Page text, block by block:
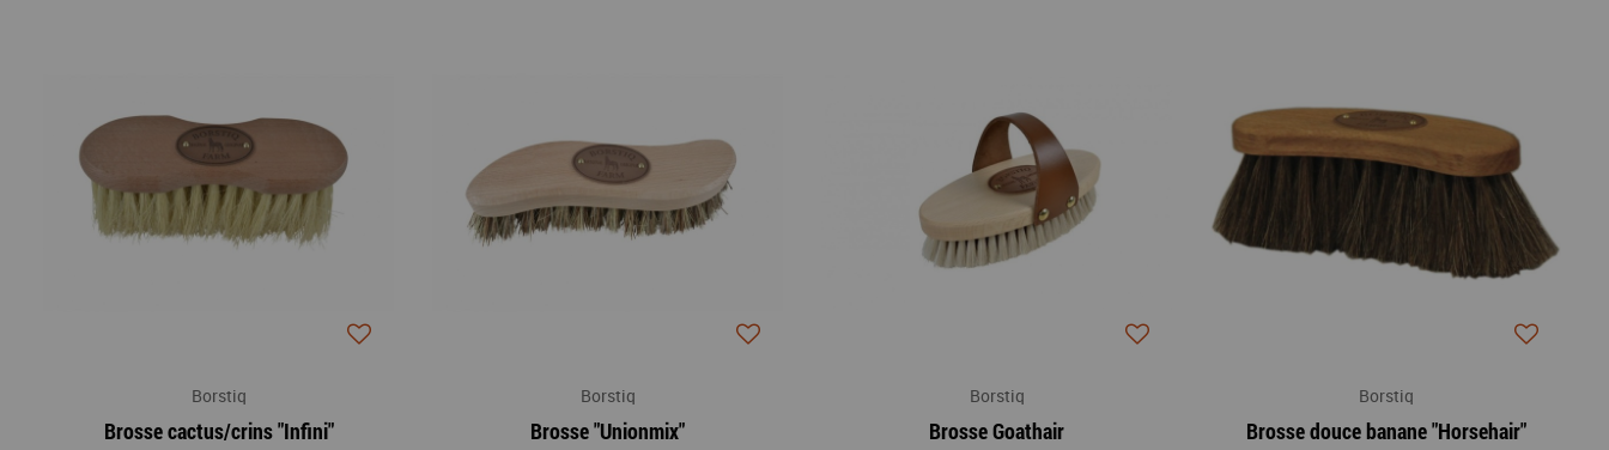
Borstiq
Brosse cactus/crins "Infini"
Borstiq
Brosse "Unionmix"
Borstiq
Brosse Goathair
Borstiq
Brosse douce banane "Horsehair"